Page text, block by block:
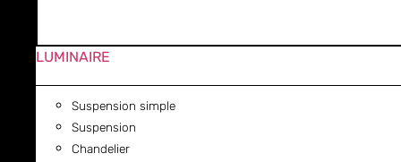
LUMINAIRE
Suspension simple
Suspension
Chandelier